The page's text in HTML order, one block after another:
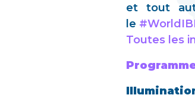
et tout
le
Toutes les